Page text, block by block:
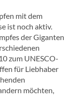
mit dem
ist noch aktiv.
der Giganten
zum UNESCO-
für Liebhaber
möchten,